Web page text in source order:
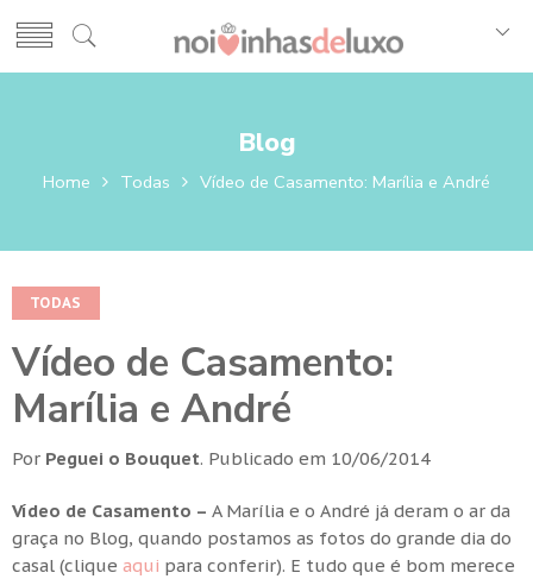
Blog
Home Todas Vídeo de Casamento: Marília e André
TODAS
Vídeo de Casamento:
Marília e André
Por Peguei o Bouquet. Publicado em 10/06/2014
Vídeo de Casamento – A Marília e o André já deram o ar da
graça no Blog, quando postamos as fotos do grande dia do
casal (clique aqui para conferir). E tudo que é bom merece